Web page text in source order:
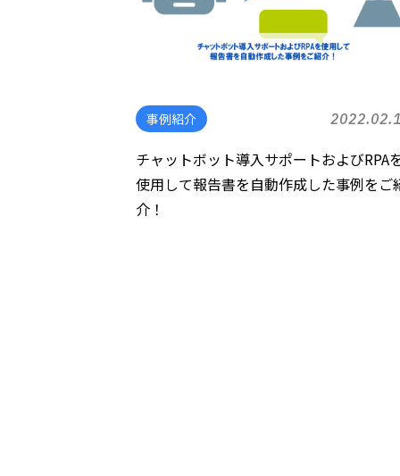
事例紹介
チャットボット導入サポートおよびRPA
使用して報告書を自動作成した事例をご
介！